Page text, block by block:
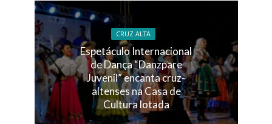
CRUZ ALTA
Espetáculo Internacional
de Dança “Danzpare
Juvenil” encanta cruz-
altenses na Casa de
Cultura lotada